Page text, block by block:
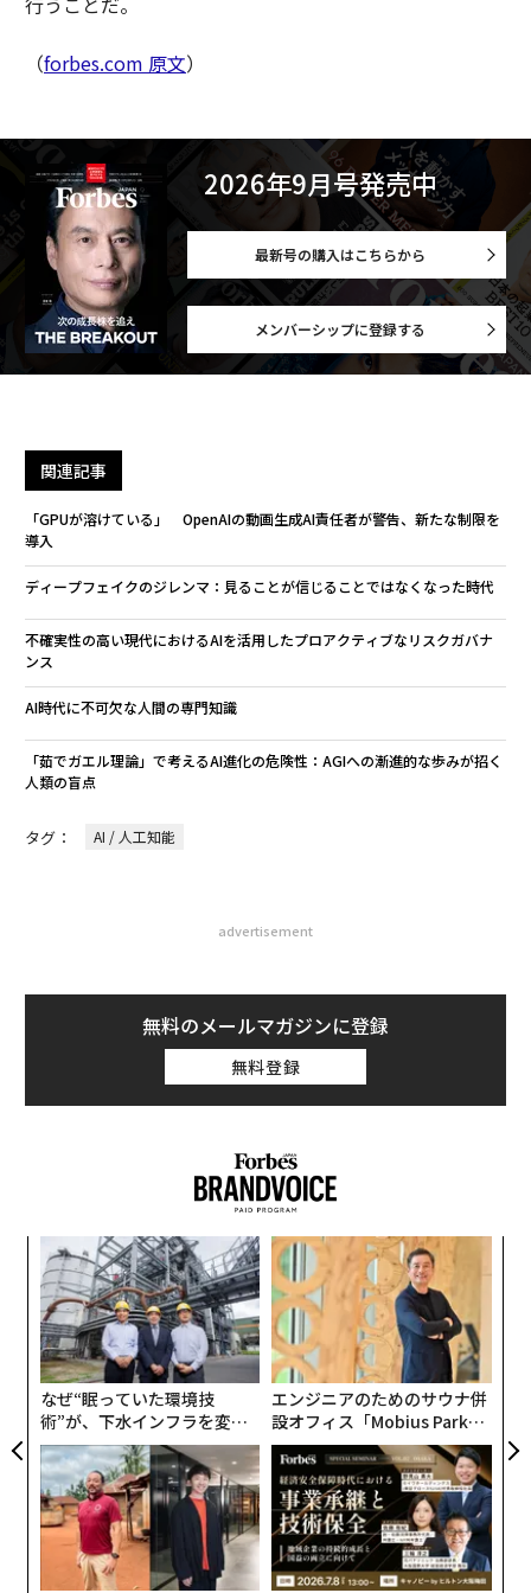
（forbes.com 原文）
2026年9月号発売中
最新号の購入はこちらから
メンバーシップに登録する
関連記事
「GPUが溶けている」 OpenAIの動画生成AI責任者が警告、新たな制限を
導入
ディープフェイクのジレンマ：見ることが信じることではなくなった時代
不確実性の高い現代におけるAIを活用したプロアクティブなリスクガバナ
ンス
AI時代に不可欠な人間の専門知識
「茹でガエル理論」で考えるAI進化の危険性：AGIへの漸進的な歩みが招く
人類の盲点
タグ： AI / 人工知能
advertisement
無料のメールマガジンに登録
無料登録
なぜ“眠っていた環境技
術”が、下水インフラを変え
たのか──産総研×月島JFE
アクアソリューションの10年
エンジニアのためのサウナ併
設オフィス「Mobius Park」
がオープン──タマディック
が健康経営を徹底する理由